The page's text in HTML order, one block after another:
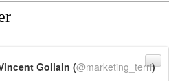
Gollain (@marketing_terri)